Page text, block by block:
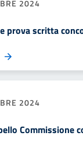
2024
prova scritta
2024
Commissione